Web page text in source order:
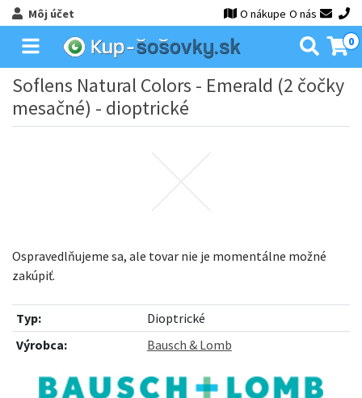
Môj účet O nákupe O nás
0
Soflens Natural Colors - Emerald (2 čočky
mesačné) - dioptrické
Ospravedlňujeme sa, ale tovar nie je momentálne možné
zakúpiť.
Typ:
Dioptrické
Výrobca:
Bausch & Lomb